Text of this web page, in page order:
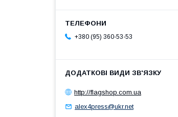
+380 (95) 360-53-53
http://flagshop.com.ua
alex4press@ukr.net